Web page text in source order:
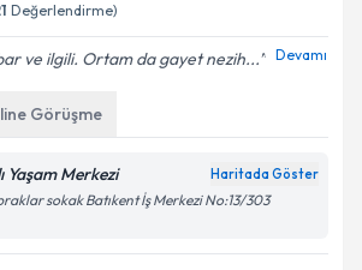
işlenmesine ilişkinAydınlatma
işlenmesini kabul ediyorum.
Takvim Talebini Gönder
Değerlendirme)
ve ilgili. Ortam da gayet nezih... Devamı
Görüşme
Yaşam Merkezi Haritada Göster
sokak Batıkent İş Merkezi No:13/303